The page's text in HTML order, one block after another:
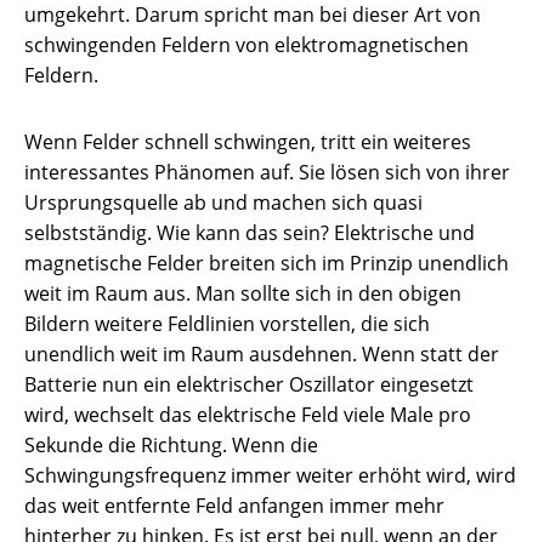
umgekehrt. Darum spricht man bei dieser Art von
schwingenden Feldern von elektromagnetischen
Feldern.
Wenn Felder schnell schwingen, tritt ein weiteres
interessantes Phänomen auf. Sie lösen sich von ihrer
Ursprungsquelle ab und machen sich quasi
selbstständig. Wie kann das sein? Elektrische und
magnetische Felder breiten sich im Prinzip unendlich
weit im Raum aus. Man sollte sich in den obigen
Bildern weitere Feldlinien vorstellen, die sich
unendlich weit im Raum ausdehnen. Wenn statt der
Batterie nun ein elektrischer Oszillator eingesetzt
wird, wechselt das elektrische Feld viele Male pro
Sekunde die Richtung. Wenn die
Schwingungsfrequenz immer weiter erhöht wird, wird
das weit entfernte Feld anfangen immer mehr
hinterher zu hinken. Es ist erst bei null, wenn an der